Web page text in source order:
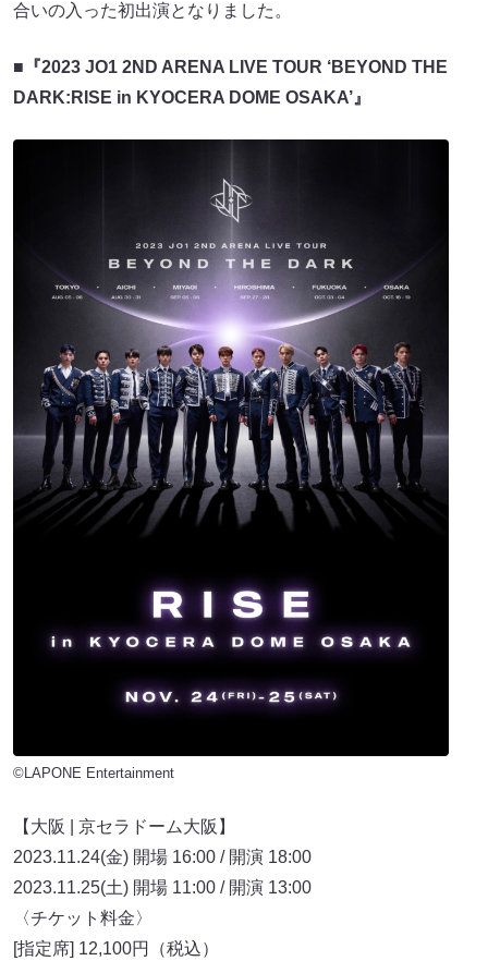
合いの入った初出演となりました。
■『2023 JO1 2ND ARENA LIVE TOUR ‘BEYOND THE
DARK:RISE in KYOCERA DOME OSAKA’』
©LAPONE Entertainment
【大阪 | 京セラドーム大阪】
2023.11.24(金) 開場 16:00 / 開演 18:00
2023.11.25(土) 開場 11:00 / 開演 13:00
〈チケット料金〉
[指定席] 12,100円（税込）